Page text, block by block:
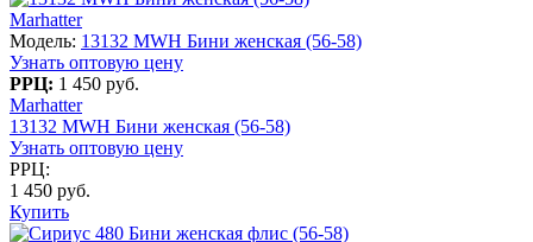
Marhatter
Модель: 13132 MWH Бини женская (56-58)
Узнать оптовую цену
РРЦ: 1 450 руб.
Marhatter
13132 MWH Бини женская (56-58)
Узнать оптовую цену
РРЦ:
1 450 руб.
Купить